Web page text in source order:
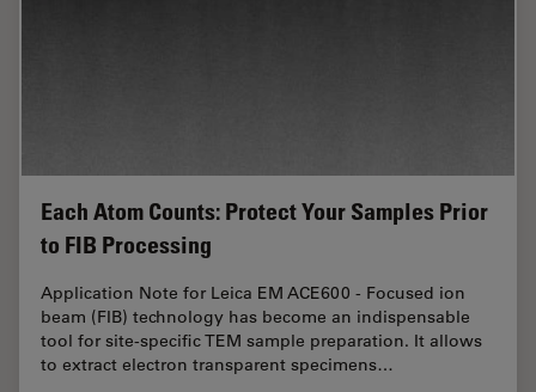
Each Atom Counts: Protect Your Samples Prior
to FIB Processing
Application Note for Leica EM ACE600 - Focused ion
beam (FIB) technology has become an indispensable
tool for site-specific TEM sample preparation. It allows
to extract electron transparent specimens…